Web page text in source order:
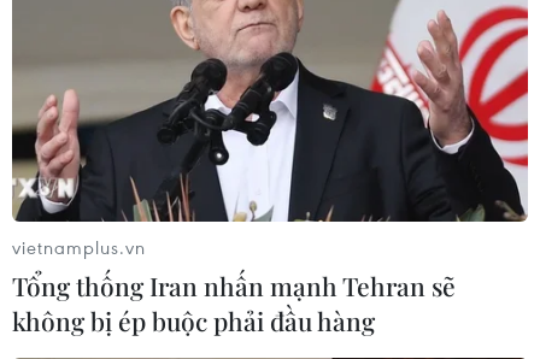
vietnamplus.vn
Tổng thống Iran nhấn mạnh Tehran sẽ
không bị ép buộc phải đầu hàng